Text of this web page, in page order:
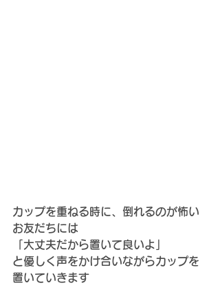
カップを重ねる時に、倒れるのが怖い
お友だちには
「大丈夫だから置いて良いよ」
と優しく声をかけ合いながらカップを
置いていきます